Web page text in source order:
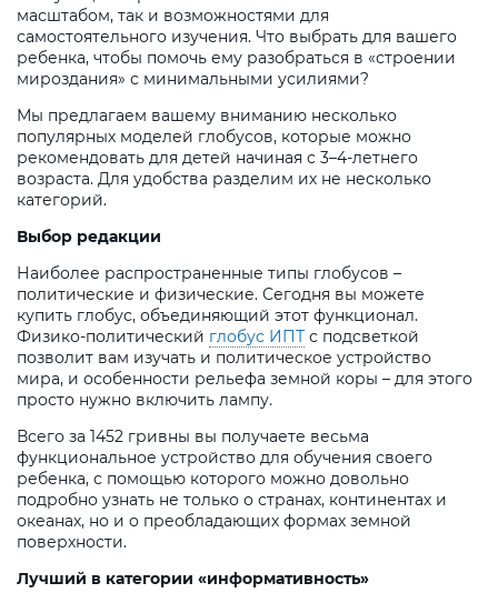
масштабом, так и возможностями для
самостоятельного изучения. Что выбрать для вашего
ребенка, чтобы помочь ему разобраться в «строении
мироздания» с минимальными усилиями?
Мы предлагаем вашему вниманию несколько
популярных моделей глобусов, которые можно
рекомендовать для детей начиная с 3–4-летнего
возраста. Для удобства разделим их не несколько
категорий.
Выбор редакции
Наиболее распространенные типы глобусов –
политические и физические. Сегодня вы можете
купить глобус, объединяющий этот функционал.
Физико-политический глобус ИПТ с подсветкой
позволит вам изучать и политическое устройство
мира, и особенности рельефа земной коры – для этого
просто нужно включить лампу.
Всего за 1452 гривны вы получаете весьма
функциональное устройство для обучения своего
ребенка, с помощью которого можно довольно
подробно узнать не только о странах, континентах и
океанах, но и о преобладающих формах земной
поверхности.
Лучший в категории «информативность»